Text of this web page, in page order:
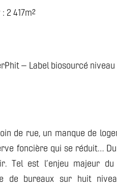
de rue, un manque de
foncière qui se réduit…
Tel est l’enjeu majeur
de bureaux sur huit
2 417m²
– Label biosourcé